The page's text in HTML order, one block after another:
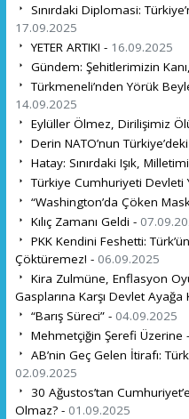
Sınırdaki Diplomasi:
17.09.2025
YETER ARTIK! - 16.09.2025
Gündem: Şehitlerimizin
Türkmeneli’nden Yörük
14.09.2025
Eylüller Ölmez, Dirilişimiz
Derin NATO’nun
Hatay: Sınırdaki Işık,
Türkiye Cumhuriyeti Devleti
“Washington’da Çöken
Kılıç Zamanı Geldi -
PKK Kendini Feshetti:
Çöktüremez! - 06.09.2025
Kira Zulmüne, Enflasyon
Gasplarına Karşı Devlet Ayağa
“Barış Süreci” - 04.09.2025
Mehmetçiğin Şerefi Üzerine -
AB’nin Geç Gelen İtirafı:
02.09.2025
30 Ağustos’tan
Olmaz? - 01.09.2025